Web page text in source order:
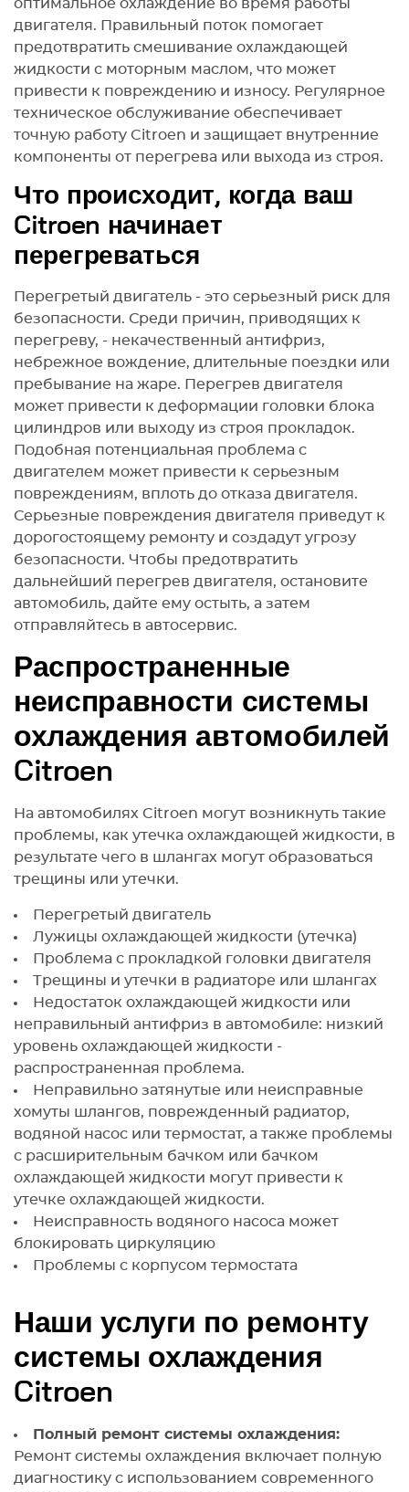
оптимальное охлаждение во время работы
двигателя. Правильный поток помогает
предотвратить смешивание охлаждающей
жидкости с моторным маслом, что может
привести к повреждению и износу. Регулярное
техническое обслуживание обеспечивает
точную работу Citroen и защищает внутренние
компоненты от перегрева или выхода из строя.
Что происходит, когда ваш
Citroen начинает
перегреваться
Перегретый двигатель - это серьезный риск для
безопасности. Среди причин, приводящих к
перегреву, - некачественный антифриз,
небрежное вождение, длительные поездки или
пребывание на жаре. Перегрев двигателя
может привести к деформации головки блока
цилиндров или выходу из строя прокладок.
Подобная потенциальная проблема с
двигателем может привести к серьезным
повреждениям, вплоть до отказа двигателя.
Серьезные повреждения двигателя приведут к
дорогостоящему ремонту и создадут угрозу
безопасности. Чтобы предотвратить
дальнейший перегрев двигателя, остановите
автомобиль, дайте ему остыть, а затем
отправляйтесь в автосервис.
Распространенные
неисправности системы
охлаждения автомобилей
Citroen
На автомобилях Citroen могут возникнуть такие
проблемы, как утечка охлаждающей жидкости, в
результате чего в шлангах могут образоваться
трещины или утечки.
Перегретый двигатель
Лужицы охлаждающей жидкости (утечка)
Проблема с прокладкой головки двигателя
Трещины и утечки в радиаторе или шлангах
Недостаток охлаждающей жидкости или
неправильный антифриз в автомобиле: низкий
уровень охлаждающей жидкости -
распространенная проблема.
Неправильно затянутые или неисправные
хомуты шлангов, поврежденный радиатор,
водяной насос или термостат, а также проблемы
с расширительным бачком или бачком
охлаждающей жидкости могут привести к
утечке охлаждающей жидкости.
Неисправность водяного насоса может
блокировать циркуляцию
Проблемы с корпусом термостата
Наши услуги по ремонту
системы охлаждения
Citroen
Полный ремонт системы охлаждения:
Ремонт системы охлаждения включает полную
диагностику с использованием современного